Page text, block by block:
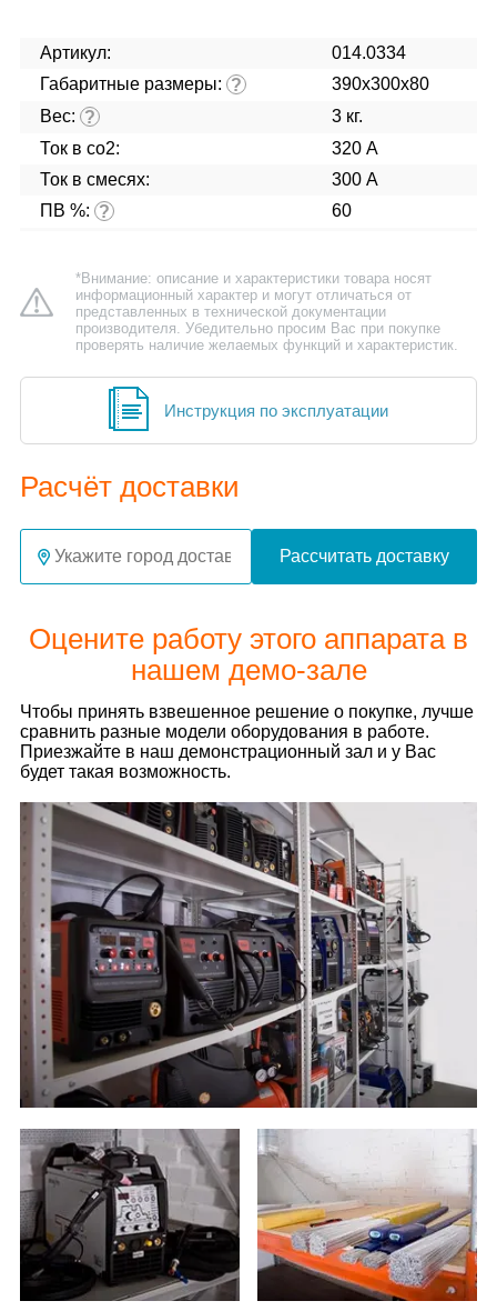
Артикул:
014.0334
Габаритные размеры: ?
390х300х80
Вес: ?
3 кг.
Ток в co2:
320 А
Ток в смесях:
300 А
ПВ %: ? 60
*Внимание: описание и характеристики товара носят
информационный характер и могут отличаться от
представленных в технической документации
производителя. Убедительно просим Вас при покупке
проверять наличие желаемых функций и характеристик.
Инструкция по эксплуатации
Расчёт доставки
Рассчитать доставку
Оцените работу этого аппарата в
нашем демо-зале
Чтобы принять взвешенное решение о покупке, лучше
сравнить разные модели оборудования в работе.
Приезжайте в наш демонстрационный зал и у Вас
будет такая возможность.